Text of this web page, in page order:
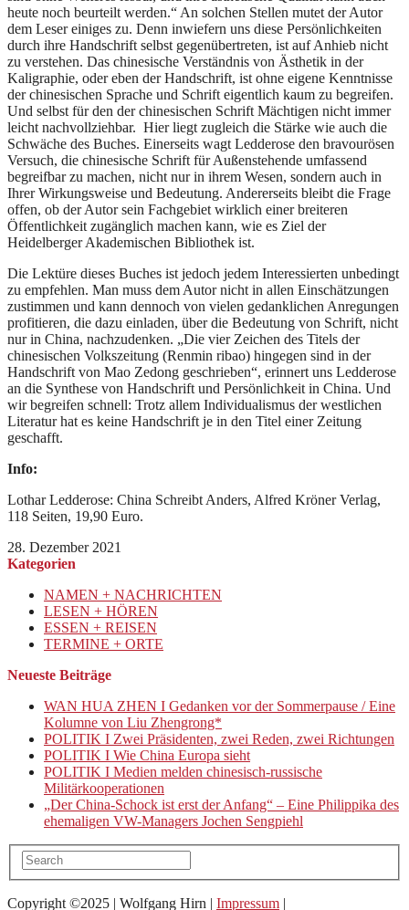
heute noch beurteilt werden.“ An solchen Stellen mutet der Autor
dem Leser einiges zu. Denn inwiefern uns diese Persönlichkeiten
durch ihre Handschrift selbst gegenübertreten, ist auf Anhieb nicht
zu verstehen. Das chinesische Verständnis von Ästhetik in der
Kaligraphie, oder eben der Handschrift, ist ohne eigene Kenntnisse
der chinesischen Sprache und Schrift eigentlich kaum zu begreifen.
Und selbst für den der chinesischen Schrift Mächtigen nicht immer
leicht nachvollziehbar. Hier liegt zugleich die Stärke wie auch die
Schwäche des Buches. Einerseits wagt Ledderose den bravourösen
Versuch, die chinesische Schrift für Außenstehende umfassend
begreifbar zu machen, nicht nur in ihrem Wesen, sondern auch in
Ihrer Wirkungsweise und Bedeutung. Andererseits bleibt die Frage
offen, ob der Autor sein Fachgebiet wirklich einer breiteren
Öffentlichkeit zugänglich machen kann, wie es Ziel der
Heidelberger Akademischen Bibliothek ist.
Die Lektüre dieses Buches ist jedoch jedem Interessierten unbedingt
zu empfehlen. Man muss dem Autor nicht in allen Einschätzungen
zustimmen und kann dennoch von vielen gedanklichen Anregungen
profitieren, die dazu einladen, über die Bedeutung von Schrift, nicht
nur in China, nachzudenken. „Die vier Zeichen des Titels der
chinesischen Volkszeitung (Renmin ribao) hingegen sind in der
Handschrift von Mao Zedong geschrieben“, erinnert uns Ledderose
an die Synthese von Handschrift und Persönlichkeit in China. Und
wir begreifen schnell: Trotz allem Individualismus der westlichen
Literatur hat es keine Handschrift je in den Titel einer Zeitung
geschafft.
Info:
Lothar Ledderose: China Schreibt Anders, Alfred Kröner Verlag,
118 Seiten, 19,90 Euro.
28. Dezember 2021
Kategorien
NAMEN + NACHRICHTEN
LESEN + HÖREN
ESSEN + REISEN
TERMINE + ORTE
Neueste Beiträge
WAN HUA ZHEN I Gedanken vor der Sommerpause / Eine
Kolumne von Liu Zhengrong*
POLITIK I Zwei Präsidenten, zwei Reden, zwei Richtungen
POLITIK I Wie China Europa sieht
POLITIK I Medien melden chinesisch-russische
Militärkooperationen
„Der China-Schock ist erst der Anfang“ – Eine Philippika des
ehemaligen VW-Managers Jochen Sengpiehl
Copyright ©2025 | Wolfgang Hirn | Impressum |